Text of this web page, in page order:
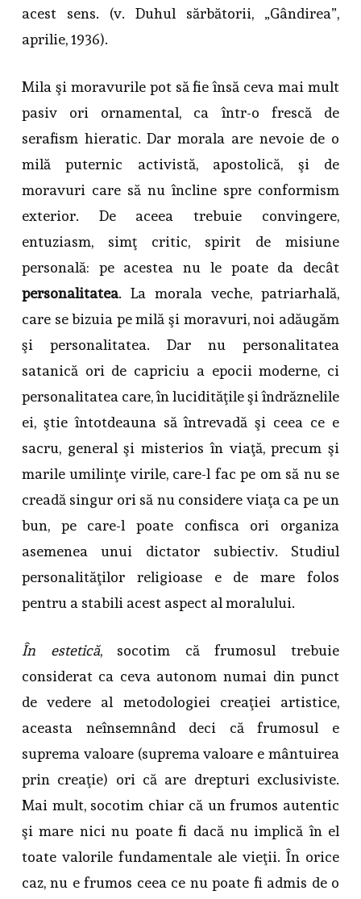
acest sens. (v. Duhul sărbătorii, „Gândirea”,
aprilie, 1936).
Mila şi moravurile pot să fie însă ceva mai mult
pasiv ori ornamental, ca într-o frescă de
serafism hieratic. Dar morala are nevoie de o
milă puternic activistă, apostolică, şi de
moravuri care să nu încline spre conformism
exterior. De aceea trebuie convingere,
entuziasm, simţ critic, spirit de misiune
personală: pe acestea nu le poate da decât
personalitatea. La morala veche, patriarhală,
care se bizuia pe milă şi moravuri, noi adăugăm
şi personalitatea. Dar nu personalitatea
satanică ori de capriciu a epocii moderne, ci
personalitatea care, în lucidităţile şi îndrăznelile
ei, ştie întotdeauna să întrevadă şi ceea ce e
sacru, general şi misterios în viaţă, precum şi
marile umilinţe virile, care-l fac pe om să nu se
creadă singur ori să nu considere viaţa ca pe un
bun, pe care-l poate confisca ori organiza
asemenea unui dictator subiectiv. Studiul
personalităţilor religioase e de mare folos
pentru a stabili acest aspect al moralului.
În estetică, socotim că frumosul trebuie
considerat ca ceva autonom numai din punct
de vedere al metodologiei creaţiei artistice,
aceasta neînsemnând deci că frumosul e
suprema valoare (suprema valoare e mântuirea
prin creaţie) ori că are drepturi exclusiviste.
Mai mult, socotim chiar că un frumos autentic
şi mare nici nu poate fi dacă nu implică în el
toate valorile fundamentale ale vieţii. În orice
caz, nu e frumos ceea ce nu poate fi admis de o